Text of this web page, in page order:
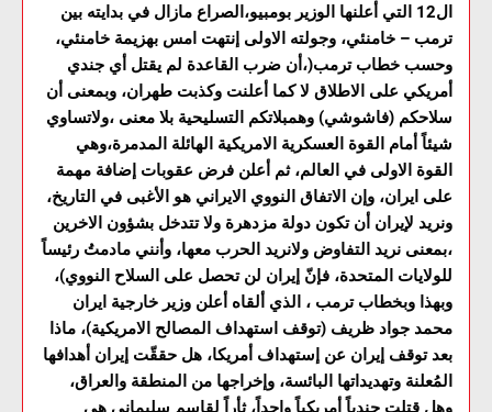
ال12 التي أعلنها الوزير بومبيو،الصراع مازال في بدايته بين
ترمب – خامنئي، وجولته الاولى إنتهت امس بهزيمة خامنئي،
وحسب خطاب ترمب(،أن ضرب القاعدة لم يقتل أي جندي
أمريكي على الاطلاق لا كما أعلنت وكذبت طهران، وبمعنى أن
سلاحكم (فاشوشي) وهمبلاتكم التسليحية بلا معنى ،ولاتساوي
شيئاً أمام القوة العسكرية الامريكية الهائلة المدمرة،وهي
القوة الاولى في العالم، ثم أعلن فرض عقوبات إضافة مهمة
على ايران، وإن الاتفاق النووي الايراني هو الأغبى في التاريخ،
ونريد لإيران أن تكون دولة مزدهرة ولا تتدخل بشؤون الاخرين
،بمعنى نريد التفاوض ولانريد الحرب معها، وأنني مادمتُ رئيساً
للولايات المتحدة، فإنّ إيران لن تحصل على السلاح النووي)،
وبهذا وبخطاب ترمب ، الذي ألقاه أعلن وزير خارجية ايران
محمد جواد ظريف (توقف استهداف المصالح الامريكية)، ماذا
بعد توقف إيران عن إستهداف أمريكا، هل حققّت إيران أهدافها
المُعلنة وتهديداتها البائسة، وإخراجها من المنطقة والعراق،
وهل قتلت جندياً أمريكياً واحداً، ثأراً لقاسم سليماني هي